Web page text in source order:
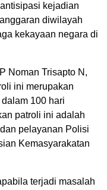
kejadian
diwilayah
kekayaan negara di
Noman Trisapto N,
ini merupakan
100 hari
patroli ini adalah
pelayanan Polisi
Kemasyarakatan
terjadi masalah